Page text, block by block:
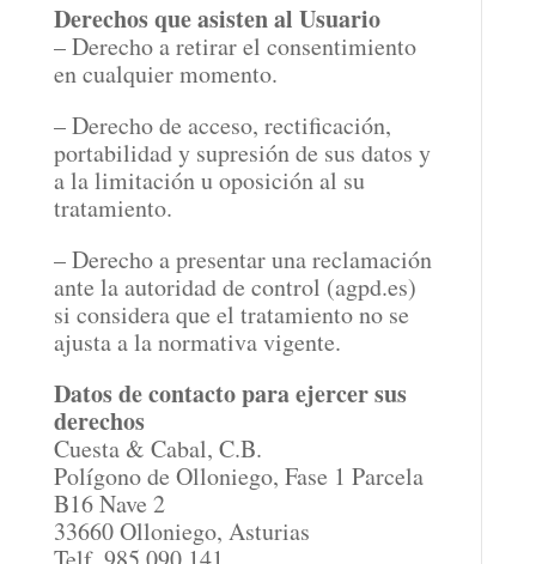
Derechos que asisten al Usuario
– Derecho a retirar el consentimiento
en cualquier momento.
– Derecho de acceso, rectificación,
portabilidad y supresión de sus datos y
a la limitación u oposición al su
tratamiento.
– Derecho a presentar una reclamación
ante la autoridad de control (agpd.es)
si considera que el tratamiento no se
ajusta a la normativa vigente.
Datos de contacto para ejercer sus
derechos
Cuesta & Cabal, C.B.
Polígono de Olloniego, Fase 1 Parcela
B16 Nave 2
33660 Olloniego, Asturias